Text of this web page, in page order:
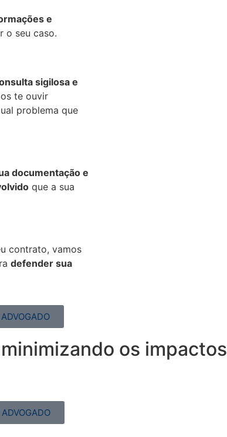
e
o seu caso.
sigilosa e
te ouvir
problema que
documentação e
que a sua
contrato, vamos
defender sua
os impactos